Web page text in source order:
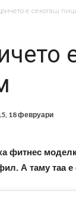
е секогаш
18 февруари
фитнес
А таму таа